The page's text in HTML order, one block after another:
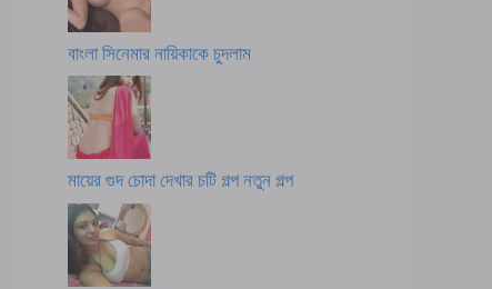
বাংলা সিনেমার নায়িকাকে চুদলাম
মায়ের গুদ চোদা দেখার চটি গল্প নতুন গল্প